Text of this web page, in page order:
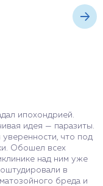
ипохондрией.
идея — паразиты.
что под
Обошел всех
над ним уже
в
бреда и